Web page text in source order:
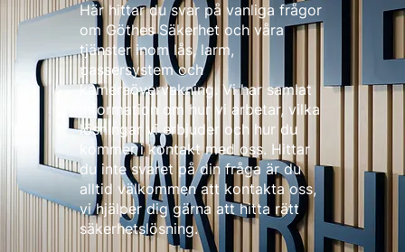
Här hittar du svar på vanliga frågor
om Göthes Säkerhet och våra
tjänster inom lås, larm,
passersystem och
kameraövervakning. Vi har samlat
information om hur vi arbetar, vilka
lösningar vi erbjuder och hur du
kommer i kontakt med oss. Hittar
du inte svaret på din fråga är du
alltid välkommen att kontakta oss,
vi hjälper dig gärna att hitta rätt
säkerhetslösning.